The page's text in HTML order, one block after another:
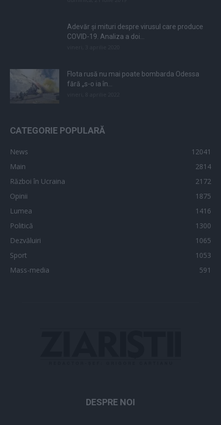
Adevăr și mituri despre virusul care produce
COVID-19. Analiza a doi...
Flota rusă nu mai poate bombarda Odessa
fără „s-o ia în...
CATEGORIE POPULARĂ
News
12041
Main
2814
Război în Ucraina
2172
Opinii
1875
Lumea
1416
Politică
1300
Dezvăluiri
1065
Sport
1053
Mass-media
591
DESPRE NOI